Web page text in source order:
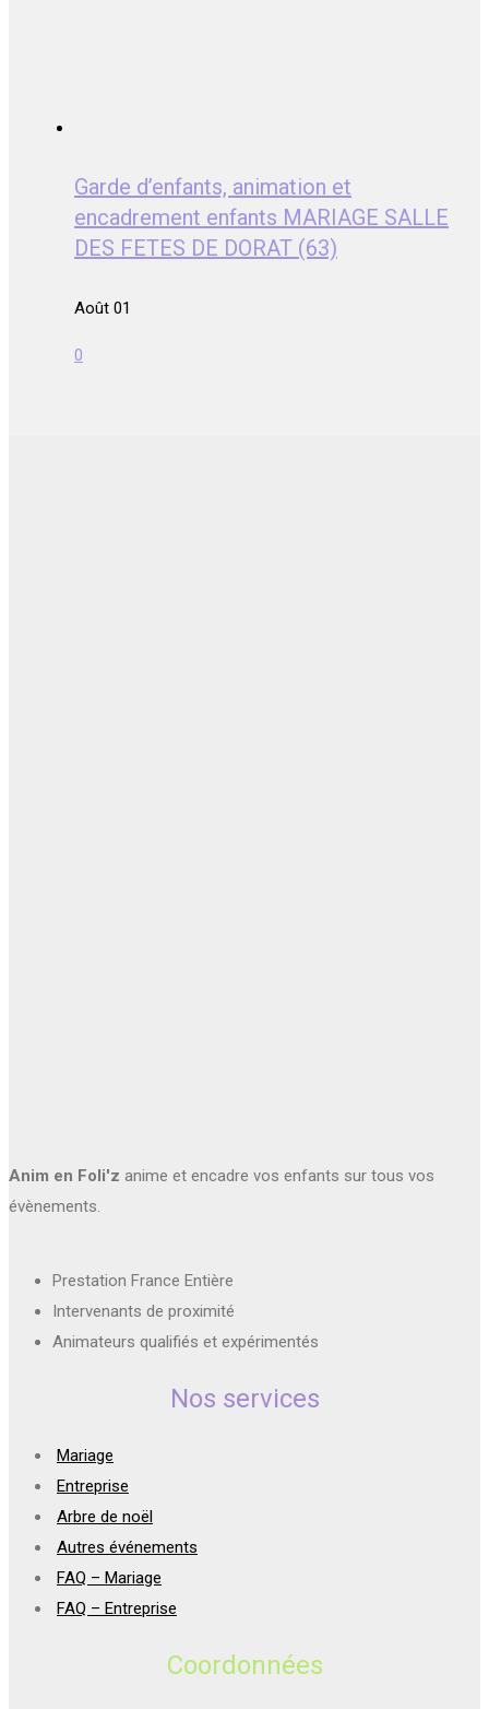
Garde d’enfants, animation et
encadrement enfants MARIAGE SALLE
DES FETES DE DORAT (63)
Août 01
0
Anim en Foli'z anime et encadre vos enfants sur tous vos
évènements.
Prestation France Entière
Intervenants de proximité
Animateurs qualifiés et expérimentés
Nos services
Mariage
Entreprise
Arbre de noël
Autres événements
FAQ – Mariage
FAQ – Entreprise
Coordonnées